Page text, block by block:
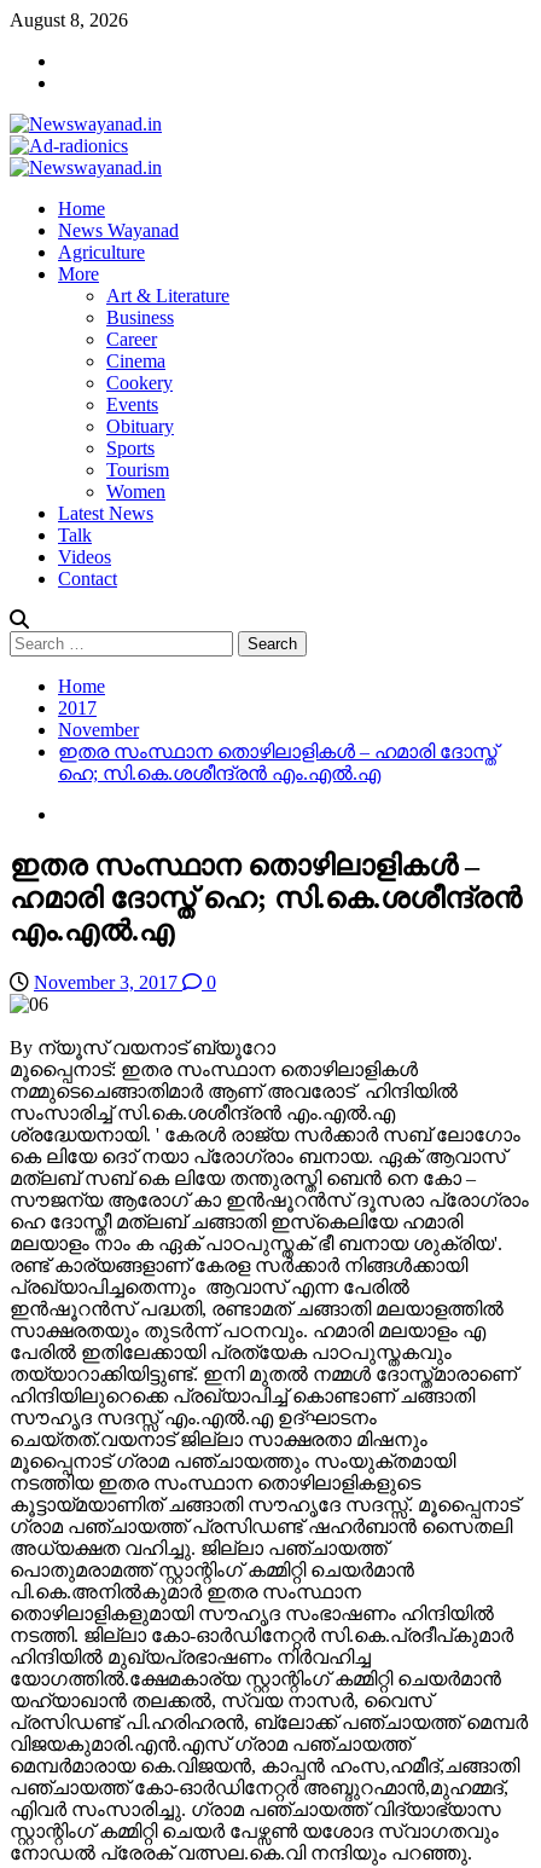
Skip
content
August 8, 2026
Primary
Home
News Wayanad
Agriculture
More
Art & Literature
Business
Career
Cinema
Cookery
Events
Obituary
Sports
Tourism
Women
Latest News
Talk
Videos
Contact
Search
for:
Home
2017
November
ഇതര സംസ്ഥാന തൊഴിലാളികള്‍ – ഹമാരി ദോസ്ത്
ഹെ; സി.കെ.ശശീന്ദ്രന്‍ എം.എല്‍.എ
ഇതര സംസ്ഥാന തൊഴിലാളികള്‍ –
ഹമാരി ദോസ്ത് ഹെ; സി.കെ.ശശീന്ദ്രന്‍
എം.എല്‍.എ
November 3, 2017 0
By ന്യൂസ് വയനാട് ബ്യൂറോ
മൂപ്പൈനാട്: ഇതര സംസ്ഥാന തൊഴിലാളികള്‍
നമ്മുടെചെങ്ങാതിമാര്‍ ആണ് അവരോട് ഹിന്ദിയില്‍
സംസാരിച്ച് സി.കെ.ശശീന്ദ്രന്‍ എം.എല്‍.എ
ശ്രദ്ധേയനായി. ' കേരള്‍ രാജ്യ സര്‍ക്കാര്‍ സബ് ലോഗോം
കെ ലിയേ ദൊ് നയാ പ്രോഗ്രാം ബനായ. ഏക് ആവാസ്
മത്‌ലബ് സബ് കെ ലിയേ തന്തുരസ്തി ബെന്‍ നെ കോ –
സൗജന്യ ആരോഗ് കാ ഇന്‍ഷൂറന്‍സ് ദൂസരാ പ്രോഗ്രാം
ഹെ ദോസ്തീ മത്‌ലബ് ചങ്ങാതി ഇസ്‌കെലിയേ ഹമാരി
മലയാളം നാം ക ഏക് പാഠപുസ്തക് ഭീ ബനായ ശുക്രിയ'.
രണ്ട് കാര്യങ്ങളാണ് കേരള സര്‍ക്കാര്‍ നിങ്ങള്‍ക്കായി
പ്രഖ്യാപിച്ചതെന്നും ആവാസ് എന്ന പേരില്‍
ഇന്‍ഷൂറന്‍സ് പദ്ധതി, രണ്ടാമത് ചങ്ങാതി മലയാളത്തില്‍
സാക്ഷരതയും തുടര്‍ന്ന് പഠനവും. ഹമാരി മലയാളം എ
പേരില്‍ ഇതിലേക്കായി പ്രത്യേക പാഠപുസ്തകവും
തയ്യാറാക്കിയിട്ടുണ്ട്. ഇനി മുതല്‍ നമ്മള്‍ ദോസ്ത്മാരാണെ്
ഹിന്ദിയിലുറെക്കെ പ്രഖ്യാപിച്ച് കൊണ്ടാണ് ചങ്ങാതി
സൗഹൃദ സദസ്സ് എം.എല്‍.എ ഉദ്ഘാടനം
ചെയ്തത്.വയനാട് ജില്ലാ സാക്ഷരതാ മിഷനും
മൂപ്പൈനാട് ഗ്രാമ പഞ്ചായത്തും സംയുക്തമായി
നടത്തിയ ഇതര സംസ്ഥാന തൊഴിലാളികളുടെ
കൂട്ടായ്മയാണിത് ചങ്ങാതി സൗഹൃദേ സദസ്സ്. മൂപ്പൈനാട്
ഗ്രാമ പഞ്ചായത്ത് പ്രസിഡണ്ട് ഷഹര്‍ബാന്‍ സൈതലി
അധ്യക്ഷത വഹിച്ചു. ജില്ലാ പഞ്ചായത്ത്
പൊതുമരാമത്ത് സ്റ്റാന്റിംഗ് കമ്മിറ്റി ചെയര്‍മാന്‍
പി.കെ.അനില്‍കുമാര്‍ ഇതര സംസ്ഥാന
തൊഴിലാളികളുമായി സൗഹൃദ സംഭാഷണം ഹിന്ദിയില്‍
നടത്തി. ജില്ലാ കോ-ഓര്‍ഡിനേറ്റര്‍ സി.കെ.പ്രദീപ്കുമാര്‍
ഹിന്ദിയില്‍ മുഖ്യപ്രഭാഷണം നിര്‍വഹിച്ച
യോഗത്തില്‍.ക്ഷേമകാര്യ സ്റ്റാന്റിംഗ് കമ്മിറ്റി ചെയര്‍മാന്‍
യഹ്‌യാഖാന്‍ തലക്കല്‍, സ്വയ നാസര്‍, വൈസ്
പ്രസിഡണ്ട് പി.ഹരിഹരന്‍, ബ്ലോക്ക് പഞ്ചായത്ത് മെമ്പര്‍
വിജയകുമാരി.എന്‍.എസ് ഗ്രാമ പഞ്ചായത്ത്
മെമ്പര്‍മാരായ കെ.വിജയന്‍, കാപ്പന്‍ ഹംസ,ഹമീദ്,ചങ്ങാതി
പഞ്ചായത്ത് കോ-ഓര്‍ഡിനേറ്റര്‍ അബ്ദുറഹ്മാന്‍,മുഹമ്മദ്,
എിവര്‍ സംസാരിച്ചു. ഗ്രാമ പഞ്ചായത്ത് വിദ്യാഭ്യാസ
സ്റ്റാന്റിംഗ് കമ്മിറ്റി ചെയര്‍ പേഴ്സണ്‍ യശോദ സ്വാഗതവും
നോഡല്‍ പ്രേരക് വത്സല.കെ.വി നന്ദിയും പറഞ്ഞു.